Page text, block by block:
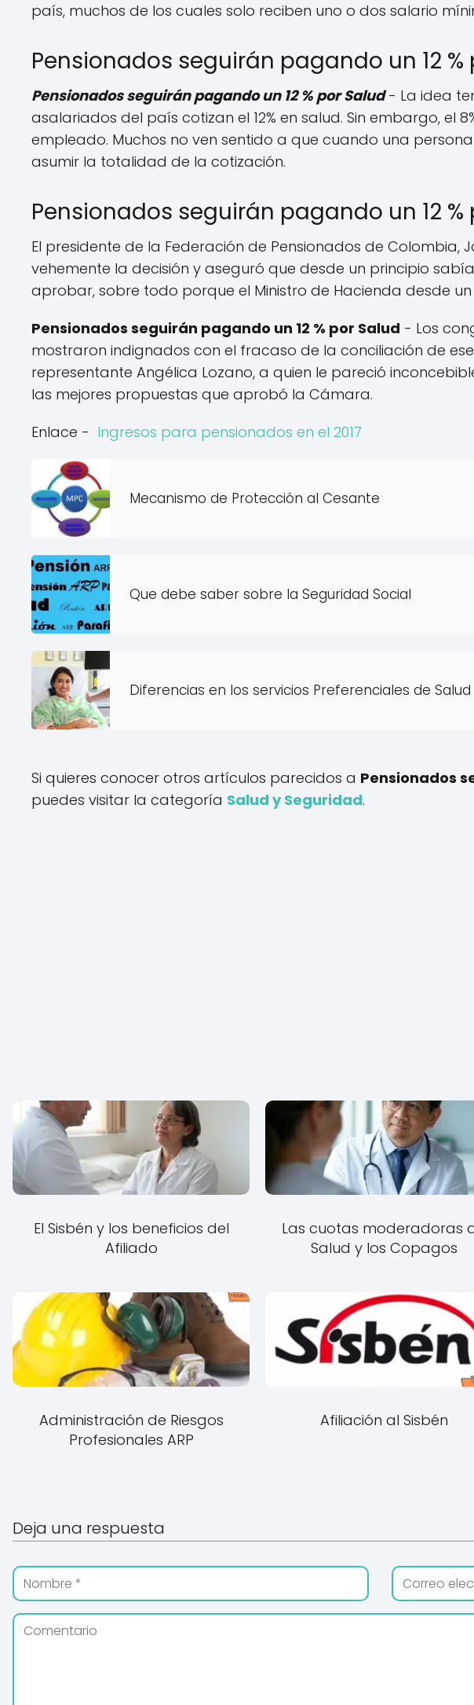
país, muchos de los cuales solo reciben uno o dos salario
Pensionados seguirán pagando un 12
Pensionados seguirán pagando un 12 % por Salud- La idea
asalariados del país cotizan el 12% en salud. Sin embargo, el
empleado. Muchos no ven sentido a que cuando una
asumir la totalidad de la cotización.
Pensionados seguirán pagando un 12
El presidente de la Federación de Pensionados de Colombia,
vehemente la decisión y aseguró que desde un principio
aprobar, sobre todo porque el Ministro de Hacienda desde
Pensionados seguirán pagando un 12 % por Salud - Los
mostraron indignados con el fracaso de la conciliación de
representante Angélica Lozano, a quien le pareció
las mejores propuestas que aprobó la Cámara.
Enlace - Ingresos para pensionados en el 2017
Mecanismo de Protección al Cesante
Que debe saber sobre la Seguridad Social
Diferencias en los servicios Preferenciales de Salud
Si quieres conocer otros artículos parecidos a Pensionados
puedes visitar la categoría Salud y Seguridad.
El Sisbén y los beneficios del
Afiliado
Las cuotas moderadoras
Salud y los Copagos
Administración de Riesgos
Profesionales ARP
Afiliación al Sisbén
Deja una respuesta